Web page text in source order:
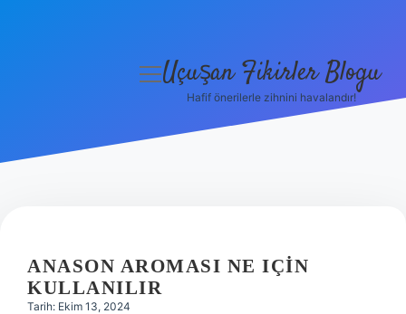
Hakkımızda
menüyü
Uçuşan Fikirler Blogu
Hafif önerilerle zihnini havalandır!
ANASON AROMASI NE IÇIN
KULLANILIR
Tarih: Ekim 13, 2024